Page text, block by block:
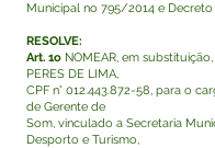
Municipal no 795/2014 e
RESOLVE:
Art. 1o NOMEAR, em
PERES DE LIMA,
CPF n° 012.443.872-58, para o
de Gerente de
Som, vinculado a Secretaria
Desporto e Turismo,